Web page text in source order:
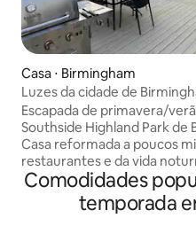
Casa ⋅ Birmingham
Luzes da cidade de
Escapada de primavera/
Southside Highland Park de
Casa reformada a poucos
restaurantes e da vida
Capacidade para 6 pessoas,
king size + 2 camas queen
Leesa), 1 banheiro, sala de
Comodidades
temporada